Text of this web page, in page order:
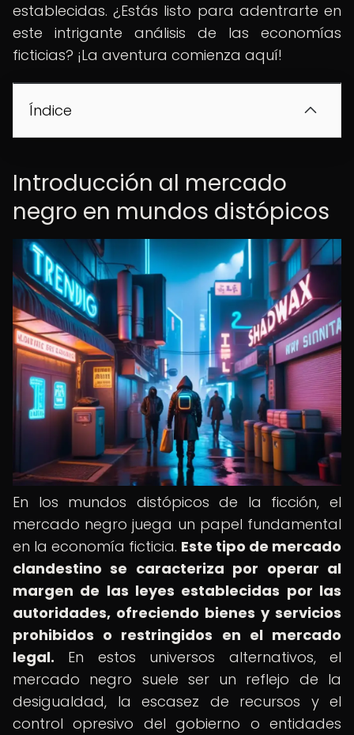
establecidas. ¿Estás listo para adentrarte en
este intrigante análisis de las economías
ficticias? ¡La aventura comienza aquí!
Índice
Introducción al mercado
negro en mundos distópicos
En los mundos distópicos de la ficción, el
mercado negro juega un papel fundamental
en la economía ficticia. Este tipo de mercado
clandestino se caracteriza por operar al
margen de las leyes establecidas por las
autoridades, ofreciendo bienes y servicios
prohibidos o restringidos en el mercado
legal. En estos universos alternativos, el
mercado negro suele ser un reflejo de la
desigualdad, la escasez de recursos y el
control opresivo del gobierno o entidades